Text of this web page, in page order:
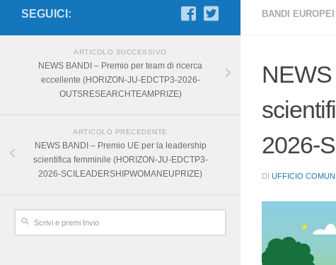
BANDI EUROPEI
2026-
DI UFFICIO
SEGUICI:
ARTICOLO SUCCESSIVO
NEWS BANDI – Premio per team di ricerca
eccellente (HORIZON-JU-EDCTP3-2026-
OUTSRESEARCHTEAMPRIZE)
ARTICOLO PRECEDENTE
NEWS BANDI – Premio UE per la leadership
scientifica femminile (HORIZON-JU-EDCTP3-
2026-SCILEADERSHIPWOMANEUPRIZE)